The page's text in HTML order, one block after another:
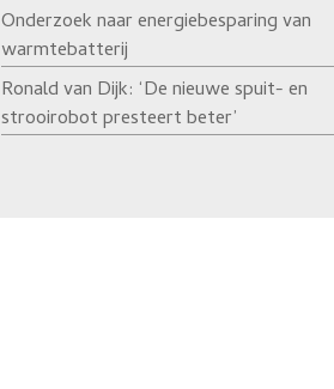
Onderzoek naar energiebesparing van
warmtebatterij
Ronald van Dijk: ‘De nieuwe spuit- en
strooirobot presteert beter’